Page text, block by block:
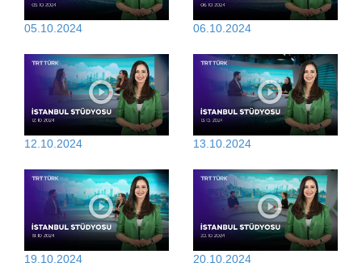
05.10.2024 06.10.2024
12.10.2024 13.10.2024
19.10.2024 20.10.2024